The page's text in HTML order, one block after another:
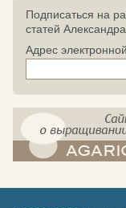
Подписаться на
статей
Адрес